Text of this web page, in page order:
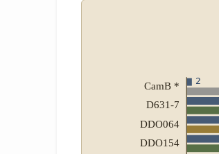
2
CamB *
D631-7
DDO064
DDO154